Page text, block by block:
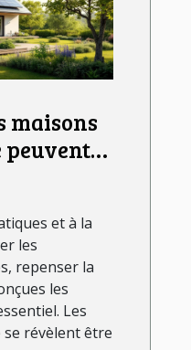
maisons
peuvent
défis
?
et à la
les
repenser la
les
Les
révèlent être